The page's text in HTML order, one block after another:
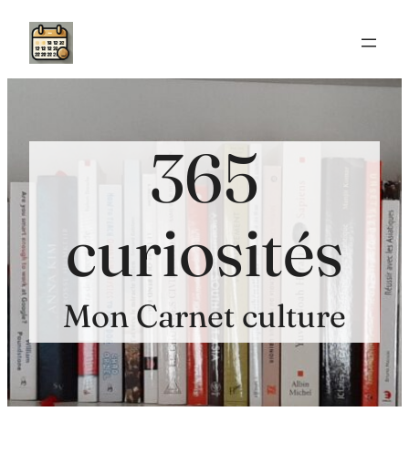
Aller
contenu
365
curiosités
Mon Carnet culture